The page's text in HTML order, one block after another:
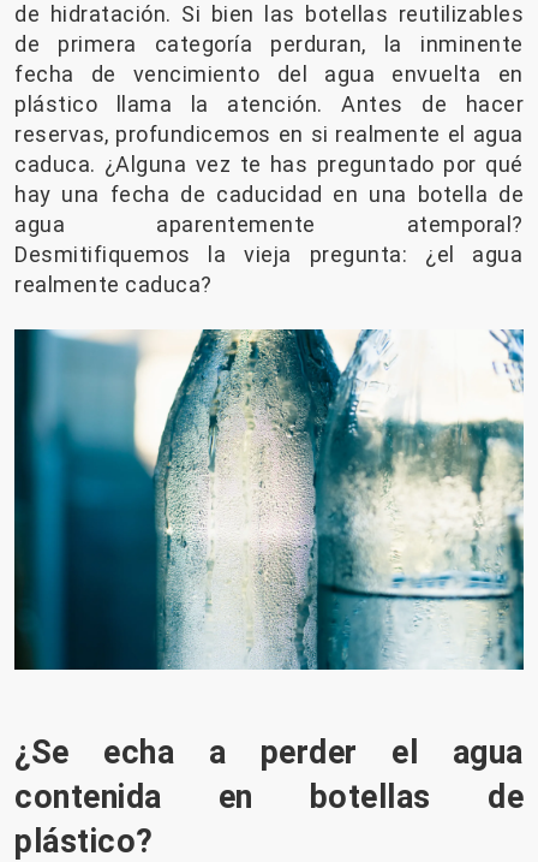
de hidratación. Si bien las botellas reutilizables
de primera categoría perduran, la inminente
fecha de vencimiento del agua envuelta en
plástico llama la atención. Antes de hacer
reservas, profundicemos en si realmente el agua
caduca. ¿Alguna vez te has preguntado por qué
hay una fecha de caducidad en una botella de
agua aparentemente atemporal?
Desmitifiquemos la vieja pregunta: ¿el agua
realmente caduca?
¿Se echa a perder el agua
contenida en botellas de
plástico?